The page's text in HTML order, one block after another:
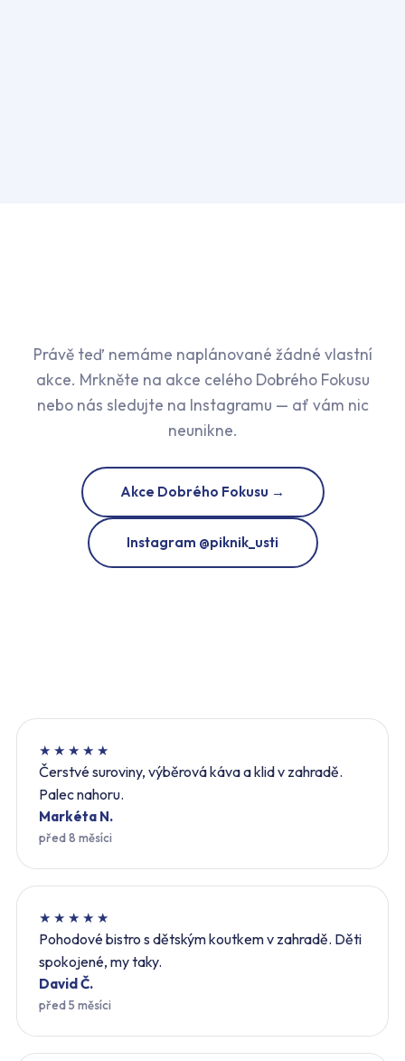
Právě teď nemáme naplánované žádné vlastní
akce. Mrkněte na akce celého Dobrého Fokusu
nebo nás sledujte na Instagramu — ať vám nic
neunikne.
Akce Dobrého Fokusu →
Instagram @piknik_usti
★★★★★
Čerstvé suroviny, výběrová káva a klid v zahradě.
Palec nahoru.
Markéta N.
před 8 měsíci
★★★★★
Pohodové bistro s dětským koutkem v zahradě. Děti
spokojené, my taky.
David Č.
před 5 měsíci